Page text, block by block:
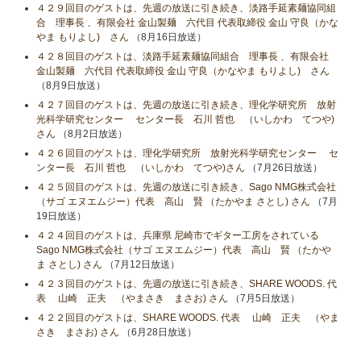
４２９回目のゲストは、先週の放送に引き続き、淡路手延素麺協同組
合 理事長 、有限会社 金山製麺 六代目 代表取締役 金山 守良（かな
やま もりよし) さん （8月16日放送）
４２８回目のゲストは、淡路手延素麺協同組合 理事長 、有限会社
金山製麺 六代目 代表取締役 金山 守良（かなやま もりよし) さん
（8月9日放送）
４２７回目のゲストは、先週の放送に引き続き、理化学研究所 放射
光科学研究センター センター長 石川 哲也 （いしかわ てつや)
さん （8月2日放送）
４２６回目のゲストは、理化学研究所 放射光科学研究センター セ
ンター長 石川 哲也 （いしかわ てつや)さん （7月26日放送）
４２５回目のゲストは、先週の放送に引き続き、Sago NMG株式会社
（サゴ エヌエムジー）代表 高山 賢 （たかやま さとし) さん （7月
19日放送）
４２４回目のゲストは、兵庫県 尼崎市でギター工房をされている
Sago NMG株式会社（サゴ エヌエムジー）代表 高山 賢 （たかや
ま さとし) さん （7月12日放送）
４２３回目のゲストは、先週の放送に引き続き、SHARE WOODS. 代
表 山崎 正夫 （やまさき まさお) さん （7月5日放送）
４２２回目のゲストは、SHARE WOODS. 代表 山崎 正夫 （やま
さき まさお) さん （6月28日放送）